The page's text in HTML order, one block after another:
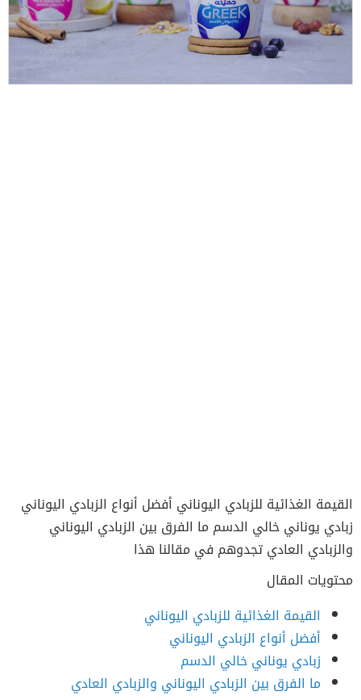
القيمة الغذائية للزبادي اليوناني أفضل أنواع الزبادي اليوناني
زبادي يوناني خالي الدسم ما الفرق بين الزبادي اليوناني
والزبادي العادي تجدوهم في مقالنا هذا
محتويات المقال
القيمة الغذائية للزبادي اليوناني
أفضل أنواع الزبادي اليوناني
زبادي يوناني خالي الدسم
ما الفرق بين الزبادي اليوناني والزبادي العادي